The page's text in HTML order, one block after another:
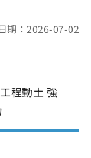
期：2026-07-02
程動土 強